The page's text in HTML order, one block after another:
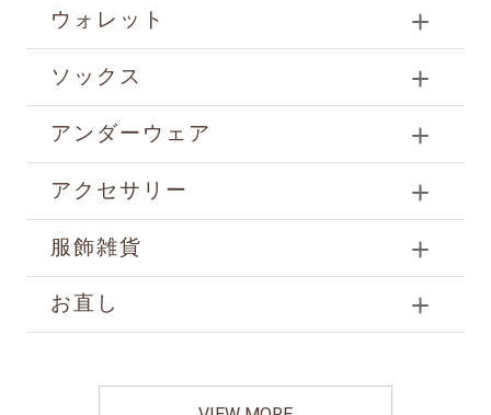
ウォレット
ソックス
アンダーウェア
アクセサリー
服飾雑貨
お直し